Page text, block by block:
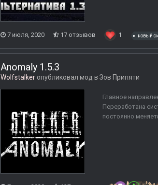
7 июля, 2020 17 отзывов 1 новый
Anomaly 1.5.3
Wolfstalker опубликовал мод в Зов Припяти
Главное
Переработана
постоянно